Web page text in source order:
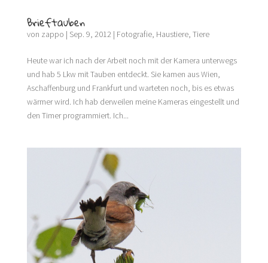
Brieftauben
von zappo | Sep. 9, 2012| Fotografie, Haustiere, Tiere
Heute war ich nach der Arbeit noch mit der Kamera unterwegs
und hab 5 Lkw mit Tauben entdeckt. Sie kamen aus Wien,
Aschaffenburg und Frankfurt und warteten noch, bis es etwas
wärmer wird. Ich hab derweilen meine Kameras eingestellt und
den Timer programmiert. Ich...